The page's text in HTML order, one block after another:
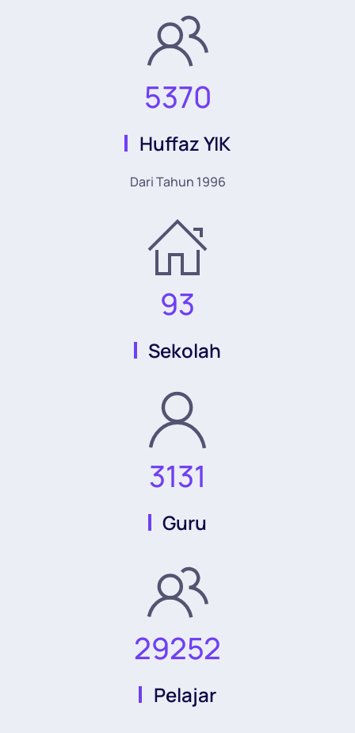
5370
Huffaz YIK
Dari Tahun 1996
93
Sekolah
3131
Guru
29252
Pelajar